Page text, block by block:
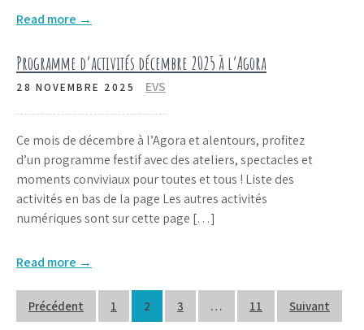
Read more →
Programme d’activités décembre 2025 à l’Agora
28 NOVEMBRE 2025 EVS
Ce mois de décembre à l’Agora et alentours, profitez
d’un programme festif avec des ateliers, spectacles et
moments conviviaux pour toutes et tous ! Liste des
activités en bas de la page Les autres activités
numériques sont sur cette page […]
Read more →
Pagination
Précédent 1 2 3 … 11 Suivant